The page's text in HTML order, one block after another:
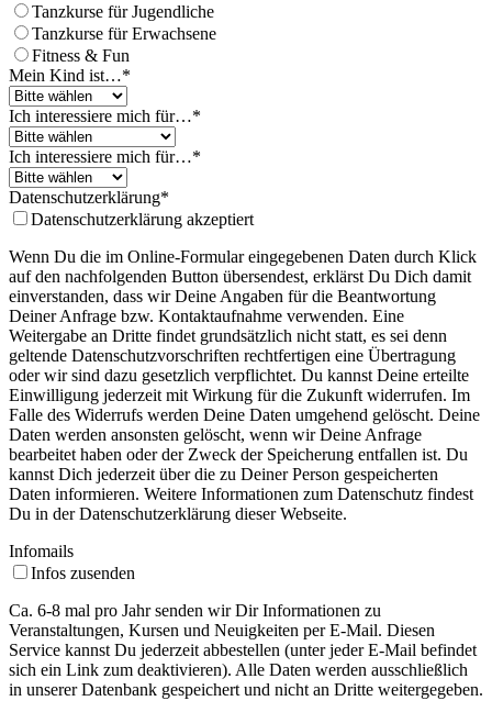
Tanzkurse für Jugendliche
Tanzkurse für Erwachsene
Fitness & Fun
Mein Kind ist…*
Ich interessiere mich für…*
Ich interessiere mich für…*
Website
URL*
Datenschutzerklärung*
Datenschutzerklärung akzeptiert
Wenn Du die im Online-Formular eingegebenen Daten durch Klick
auf den nachfolgenden Button übersendest, erklärst Du Dich damit
einverstanden, dass wir Deine Angaben für die Beantwortung
Deiner Anfrage bzw. Kontaktaufnahme verwenden. Eine
Weitergabe an Dritte findet grundsätzlich nicht statt, es sei denn
geltende Datenschutzvorschriften rechtfertigen eine Übertragung
oder wir sind dazu gesetzlich verpflichtet. Du kannst Deine erteilte
Einwilligung jederzeit mit Wirkung für die Zukunft widerrufen. Im
Falle des Widerrufs werden Deine Daten umgehend gelöscht. Deine
Daten werden ansonsten gelöscht, wenn wir Deine Anfrage
bearbeitet haben oder der Zweck der Speicherung entfallen ist. Du
kannst Dich jederzeit über die zu Deiner Person gespeicherten
Daten informieren. Weitere Informationen zum Datenschutz findest
Du in der Datenschutzerklärung dieser Webseite.
Infomails
Infos zusenden
Ca. 6-8 mal pro Jahr senden wir Dir Informationen zu
Veranstaltungen, Kursen und Neuigkeiten per E-Mail. Diesen
Service kannst Du jederzeit abbestellen (unter jeder E-Mail befindet
sich ein Link zum deaktivieren). Alle Daten werden ausschließlich
in unserer Datenbank gespeichert und nicht an Dritte weitergegeben.